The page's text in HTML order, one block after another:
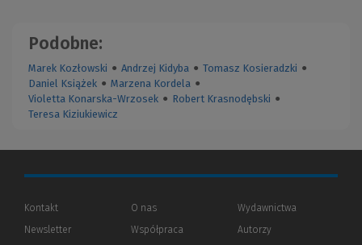
Podobne:
Marek Kozłowski ● Andrzej Kidyba ● Tomasz Kosieradzki ●
Daniel Książek ● Marzena Kordela ●
Violetta Konarska-Wrzosek ● Robert Krasnodębski ●
Teresa Kiziukiewicz
Kontakt
Newsletter
O nas
Współpraca
Wydawnictwa
Autorzy